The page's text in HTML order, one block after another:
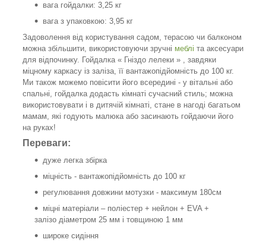
вага гойдалки: 3,25 кг
вага з упаковкою: 3,95 кг
Задоволення від користування садом, терасою чи балконом
можна збільшити, використовуючи зручні меблі та аксесуари
для відпочинку. Гойдалка « Гніздо лелеки » , завдяки
міцному каркасу із заліза, її вантажопідйомність до 100 кг.
Ми також можемо повісити його всередині - у вітальні або
спальні, гойдалка додасть кімнаті сучасний стиль; можна
використовувати і в дитячій кімнаті, стане в нагоді багатьом
мамам, які годують малюка або засинають гойдаючи його
на руках!
Переваги:
дуже легка збірка
міцність - вантажопідйомність до 100 кг
регулювання довжини мотузки - максимум 180см
міцні матеріали – поліестер + нейлон + EVA +
залізо діаметром 25 мм і товщиною 1 мм
широке сидіння